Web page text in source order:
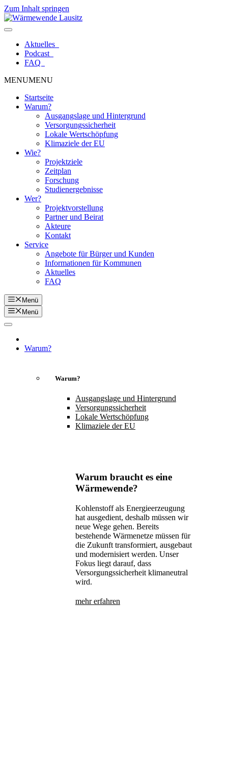
Zum Inhalt springen
Aktuelles
Podcast
FAQ
MENUMENU
Startseite
Warum?
Ausgangslage und Hintergrund
Versorgungssicherheit
Lokale Wertschöpfung
Klimaziele der EU
Wie?
Projektziele
Zeitplan
Forschung
Studienergebnisse
Wer?
Projektvorstellung
Partner und Beirat
Akteure
Kontakt
Service
Angebote für Bürger und Kunden
Informationen für Kommunen
Aktuelles
FAQ
Menü
Menü
Warum?
Warum?
Ausgangslage und Hintergrund
Versorgungssicherheit
Lokale Wertschöpfung
Klimaziele der EU
Warum braucht es eine
Wärmewende?
Kohlenstoff als Energieerzeugung
hat ausgedient, deshalb müssen wir
neue Wege gehen. Bereits
bestehende Wärmenetze müssen für
die Zukunft transformiert, ausgebaut
und modernisiert werden. Unser
Fokus liegt darauf, dass
Versorgungssicherheit klimaneutral
wird.
mehr erfahren